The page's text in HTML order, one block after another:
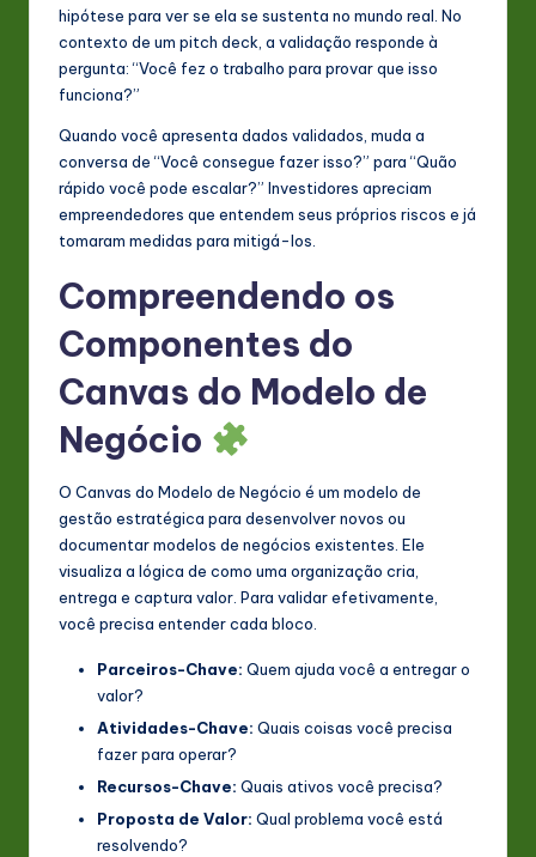
ti
hipótese para ver se ela se sustenta no mundo real. No
contexto de um pitch deck, a validação responde à
pergunta: “Você fez o trabalho para provar que isso
funciona?”
Quando você apresenta dados validados, muda a
conversa de “Você consegue fazer isso?” para “Quão
rápido você pode escalar?” Investidores apreciam
empreendedores que entendem seus próprios riscos e já
tomaram medidas para mitigá-los.
Compreendendo os
Componentes do
Canvas do Modelo de
Negócio
O Canvas do Modelo de Negócio é um modelo de
gestão estratégica para desenvolver novos ou
documentar modelos de negócios existentes. Ele
visualiza a lógica de como uma organização cria,
entrega e captura valor. Para validar efetivamente,
você precisa entender cada bloco.
Parceiros-Chave: Quem ajuda você a entregar o
valor?
Atividades-Chave: Quais coisas você precisa
fazer para operar?
Recursos-Chave: Quais ativos você precisa?
Proposta de Valor: Qual problema você está
resolvendo?